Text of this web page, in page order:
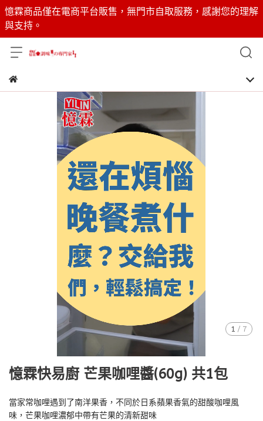
憶霖商品僅在電商平台販售，無門市自取服務，感謝您的理解
與支持。
1 / 7
憶霖快易廚 芒果咖哩醬(60g) 共1包
當家常咖哩遇到了南洋果香，不同於日系蘋果香氣的甜酸咖哩風
味，芒果咖哩濃郁中帶有芒果的清新甜味